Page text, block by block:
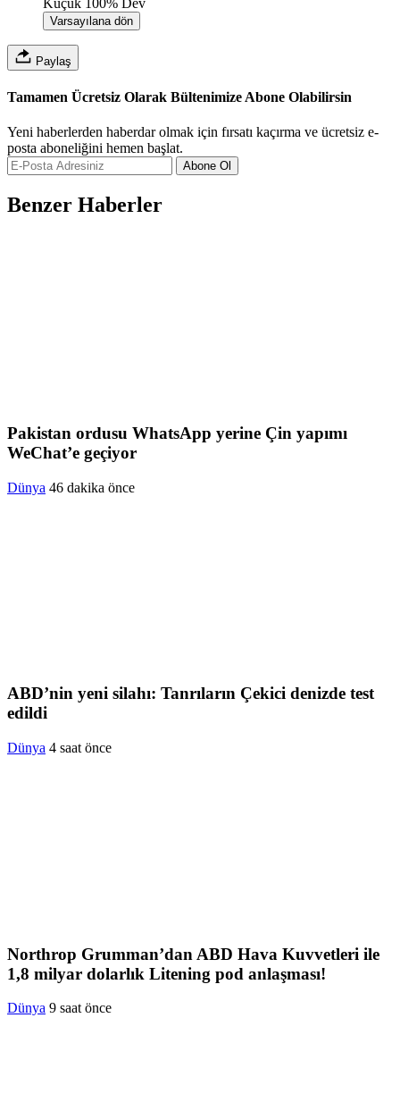
Varsayılana dön
Paylaş
Tamamen Ücretsiz Olarak Bültenimize Abone Olabilirsin
Yeni haberlerden haberdar olmak için fırsatı kaçırma ve ücretsiz e-
posta aboneliğini hemen başlat.
Abone Ol
Benzer Haberler
Pakistan ordusu WhatsApp yerine Çin yapımı
WeChat’e geçiyor
Dünya 46 dakika önce
ABD’nin yeni silahı: Tanrıların Çekici denizde test
edildi
Dünya 4 saat önce
Northrop Grumman’dan ABD Hava Kuvvetleri ile
1,8 milyar dolarlık Litening pod anlaşması!
Dünya 9 saat önce